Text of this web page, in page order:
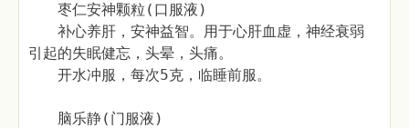
枣仁安神颗粒(口服液)
补心养肝，安神益智。用于心肝血虚，神经衰弱
引起的失眠健忘，头晕，头痛。
开水冲服，每次5克，临睡前服。
脑乐静(门服液)